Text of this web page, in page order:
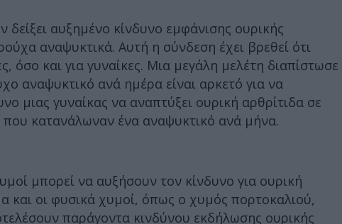
δείξει αυξημένο κίνδυνο εμφάνισης ουρικής
αναψυκτικά. Αυτή η σύνδεση έχει βρεθεί ότι
όσο και για γυναίκες. Μια μεγάλη μελέτη διαπίστωσε
αναψυκτικό ανά ημέρα είναι αρκετό για να
μιας γυναίκας να αναπτύξει ουρική αρθρίτιδα σε
που κατανάλωναν ένα αναψυκτικό ανά μήνα.
μπορεί να αυξήσουν τον κίνδυνο για ουρική
και οι φυσικά χυμοί, όπως ο χυμός πορτοκαλιού,
παράγοντα κινδύνου εκδήλωσης ουρικής